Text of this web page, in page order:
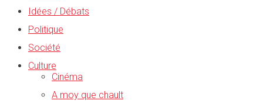
Idées / Débats
Politique
Société
Culture
Cinéma
A moy que chault